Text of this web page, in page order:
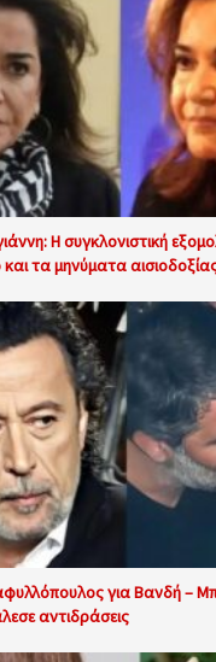
Η συγκλονιστική
τα μηνύματα
για Βανδή –
αντιδράσεις